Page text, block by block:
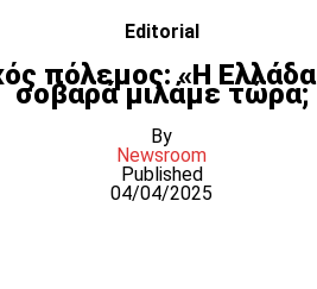
Editorial
πόλεμος: «Η
σοβαρά μιλάμε τώρα;
By
Newsroom
Published
04/04/2025